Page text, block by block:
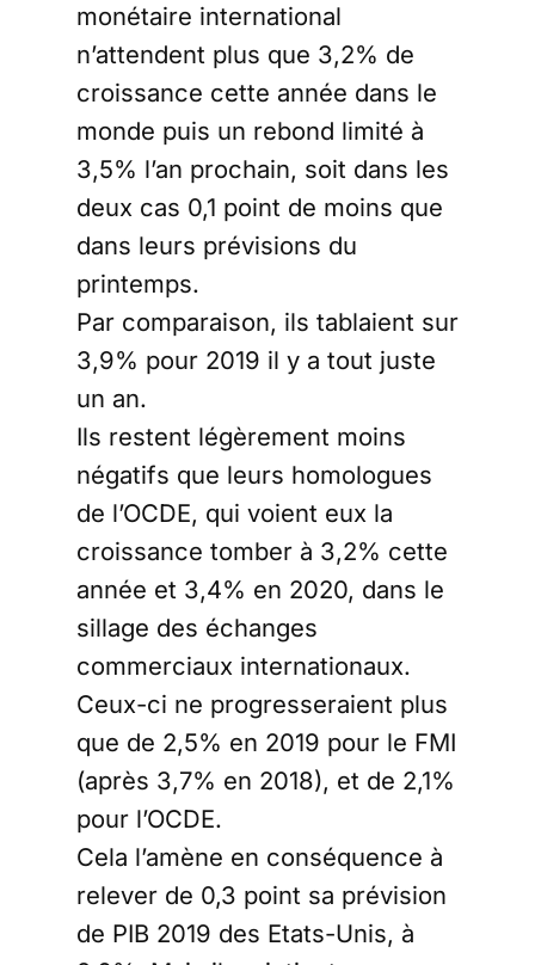
monétaire international
n’attendent plus que 3,2% de
croissance cette année dans le
monde puis un rebond limité à
3,5% l’an prochain, soit dans les
deux cas 0,1 point de moins que
dans leurs prévisions du
printemps.
Par comparaison, ils tablaient sur
3,9% pour 2019 il y a tout juste
un an.
Ils restent légèrement moins
négatifs que leurs homologues
de l’OCDE, qui voient eux la
croissance tomber à 3,2% cette
année et 3,4% en 2020, dans le
sillage des échanges
commerciaux internationaux.
Ceux-ci ne progresseraient plus
que de 2,5% en 2019 pour le FMI
(après 3,7% en 2018), et de 2,1%
pour l’OCDE.
Cela l’amène en conséquence à
relever de 0,3 point sa prévision
de PIB 2019 des Etats-Unis, à